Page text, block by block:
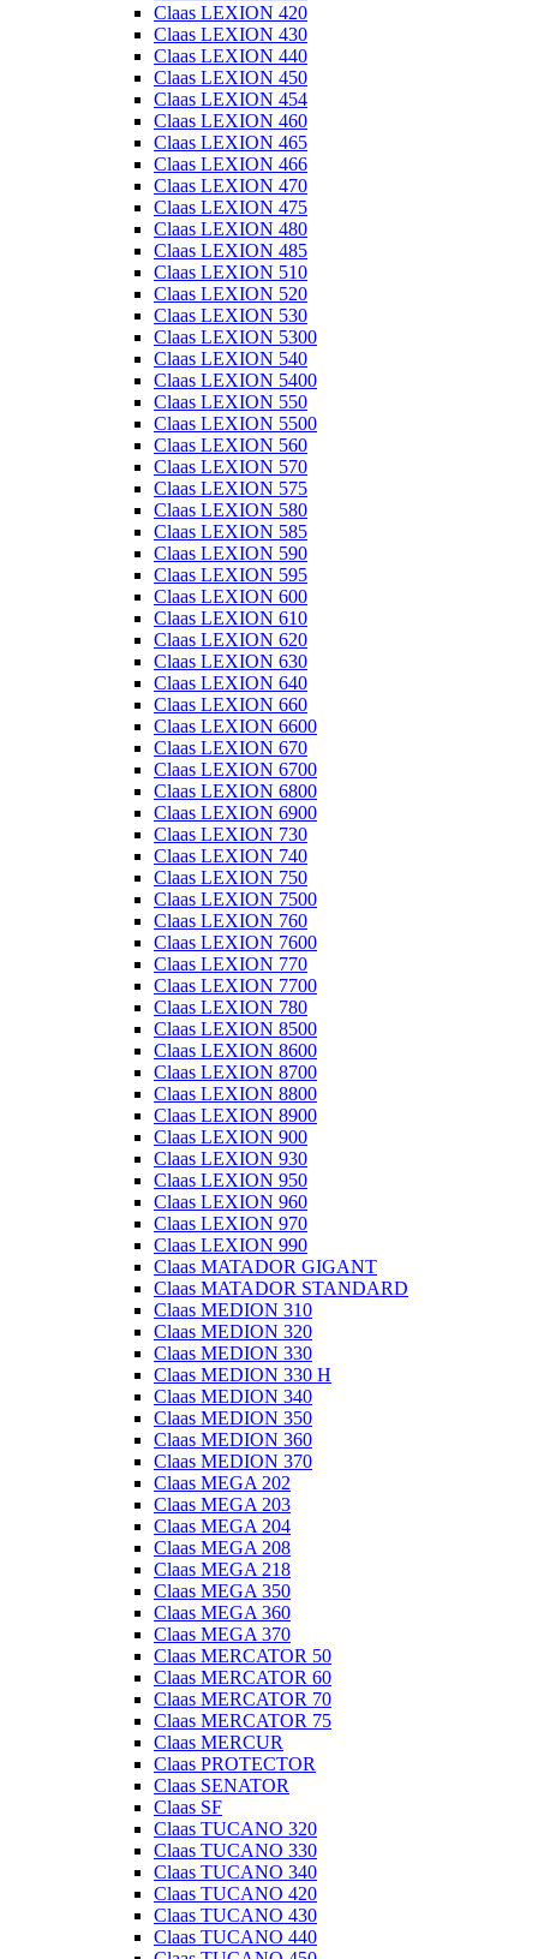
Claas LEXION 420
Claas LEXION 430
Claas LEXION 440
Claas LEXION 450
Claas LEXION 454
Claas LEXION 460
Claas LEXION 465
Claas LEXION 466
Claas LEXION 470
Claas LEXION 475
Claas LEXION 480
Claas LEXION 485
Claas LEXION 510
Claas LEXION 520
Claas LEXION 530
Claas LEXION 5300
Claas LEXION 540
Claas LEXION 5400
Claas LEXION 550
Claas LEXION 5500
Claas LEXION 560
Claas LEXION 570
Claas LEXION 575
Claas LEXION 580
Claas LEXION 585
Claas LEXION 590
Claas LEXION 595
Claas LEXION 600
Claas LEXION 610
Claas LEXION 620
Claas LEXION 630
Claas LEXION 640
Claas LEXION 660
Claas LEXION 6600
Claas LEXION 670
Claas LEXION 6700
Claas LEXION 6800
Claas LEXION 6900
Claas LEXION 730
Claas LEXION 740
Claas LEXION 750
Claas LEXION 7500
Claas LEXION 760
Claas LEXION 7600
Claas LEXION 770
Claas LEXION 7700
Claas LEXION 780
Claas LEXION 8500
Claas LEXION 8600
Claas LEXION 8700
Claas LEXION 8800
Claas LEXION 8900
Claas LEXION 900
Claas LEXION 930
Claas LEXION 950
Claas LEXION 960
Claas LEXION 970
Claas LEXION 990
Claas MATADOR GIGANT
Claas MATADOR STANDARD
Claas MEDION 310
Claas MEDION 320
Claas MEDION 330
Claas MEDION 330 H
Claas MEDION 340
Claas MEDION 350
Claas MEDION 360
Claas MEDION 370
Claas MEGA 202
Claas MEGA 203
Claas MEGA 204
Claas MEGA 208
Claas MEGA 218
Claas MEGA 350
Claas MEGA 360
Claas MEGA 370
Claas MERCATOR 50
Claas MERCATOR 60
Claas MERCATOR 70
Claas MERCATOR 75
Claas MERCUR
Claas PROTECTOR
Claas SENATOR
Claas SF
Claas TUCANO 320
Claas TUCANO 330
Claas TUCANO 340
Claas TUCANO 420
Claas TUCANO 430
Claas TUCANO 440